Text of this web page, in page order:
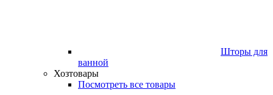
Шторы для
ванной
Хозтовары
Посмотреть все товары